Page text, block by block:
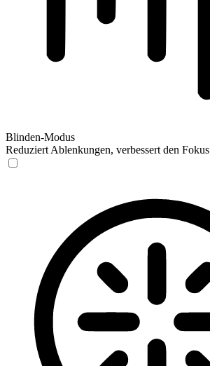
Blinden-Modus
Reduziert Ablenkungen, verbessert den Fokus